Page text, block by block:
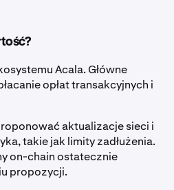
Acala. Główne
opłat transakcyjnych i
aktualizacje sieci i
takie jak limity zadłużenia.
on-chain ostatecznie
propozycji.